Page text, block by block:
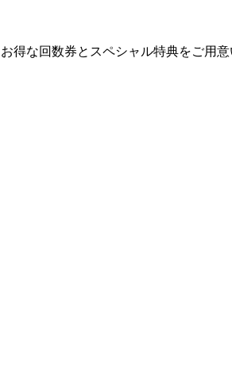
お得な回数券とスペシャル特典をご用